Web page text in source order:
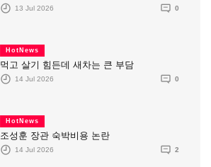
13 Jul 2026 0
HotNews
먹고 살기 힘든데 새차는 큰 부담
14 Jul 2026 0
HotNews
조성훈 장관 숙박비용 논란
14 Jul 2026 2